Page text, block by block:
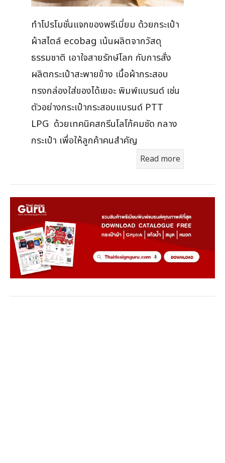
ทำโปรโมชั่นแจกของพรีเมี่ยม ด้วยกระเป๋า
ผ้าสไตล์ ecobag เน้นผลิตจากวัสดุ
ธรรมชาติ เอาใจสายรักษ์โลก กับการสั่ง
ผลิตกระเป๋าสะพายข้าง เนื้อผ้ากระสอบ
ทรงกล่องใส่ของได้เยอะ พิมพ์แบรนด์ เช่น
ตัวอย่างกระเป๋ากระสอบแบรนด์ PTT
LPG ด้วยเทคนิคสกรีนโลโก้คมชัด กลาง
กระเป๋า เพื่อให้ลูกค้าคนสำคัญ
Read more